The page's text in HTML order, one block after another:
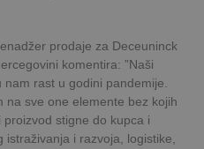
prodaje za Deceuninck
komentira: ”Naši
rast u godini pandemije.
na sve one elemente bez kojih
stigne do kupca i
i razvoja, logistike,